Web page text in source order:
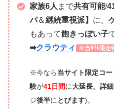
家族6人 まで共有可能/
パ＆継続重視派】 に。
もあって飽きっぽい子
➡クラウティ ※当ｻｲﾄ限定
※今なら当サイト限定コー
験が41日間に大延長。 詳細
ジ後半に とびます)。